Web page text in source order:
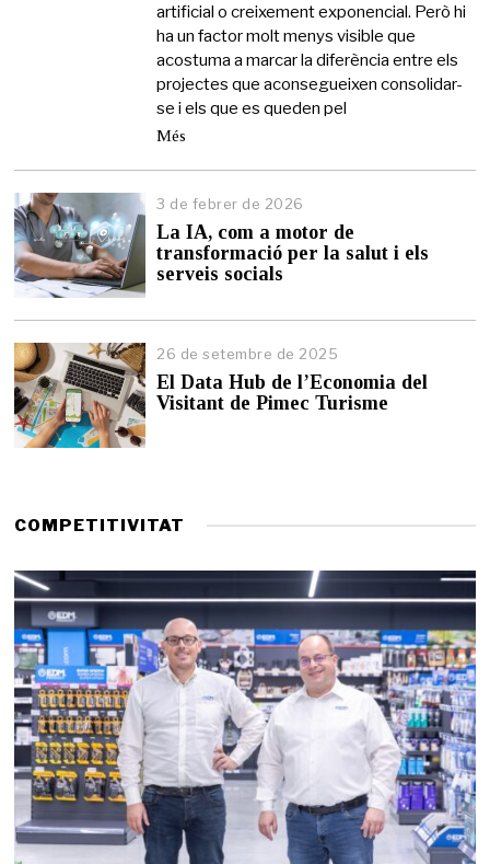
2
0
2
6
artificial o creixement exponencial. Però hi
ha un factor molt menys visible que
acostuma a marcar la diferència entre els
projectes que aconsegueixen consolidar-
se i els que es queden pel
Més
3 de febrer de 2026
d
e
f
r
r
d
e
La IA, com a motor de
transformació per la salut i els
serveis socials
26 de setembre de 2025
El Data Hub de l’Economia del
Visitant de Pimec Turisme
COMPETITIVITAT